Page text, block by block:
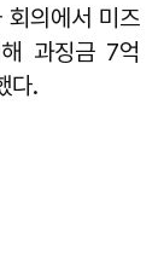
의에서 미즈
과징금 7억
다.